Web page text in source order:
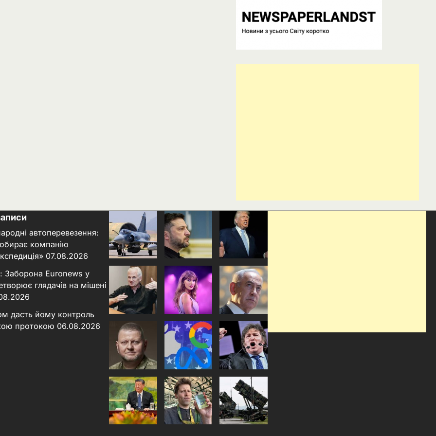
автоперевезення:
компанію
07.08.2026
Заборона Euronews у
глядачів на мішені
дасть йому контроль
протокою 06.08.2026